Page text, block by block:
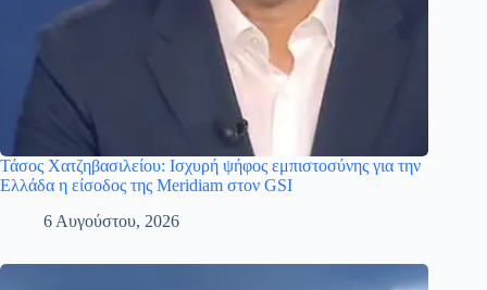
Τάσος Χατζηβασιλείου: Ισχυρή ψήφος εμπιστοσύνης για την
Ελλάδα η είσοδος της Meridiam στον GSI
6 Αυγούστου, 2026